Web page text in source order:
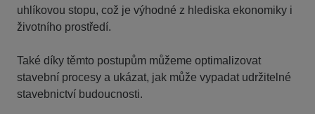
uhlíkovou stopu, což je výhodné z hlediska ekonomiky i
životního prostředí.
Také díky těmto postupům můžeme optimalizovat
stavební procesy a ukázat, jak může vypadat udržitelné
stavebnictví budoucnosti.